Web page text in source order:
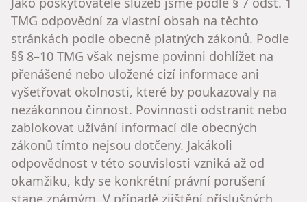
TMG odpovědní za vlastní obsah na těchto
stránkách podle obecně platných zákonů. Podle
§§ 8–10 TMG však nejsme povinni dohlížet na
přenášené nebo uložené cizí informace ani
vyšetřovat okolnosti, které by poukazovaly na
nezákonnou činnost. Povinnosti odstranit nebo
zablokovat užívání informací dle obecných
zákonů tímto nejsou dotčeny. Jakákoli
odpovědnost v této souvislosti vzniká až od
okamžiku, kdy se konkrétní právní porušení
stane známým. V případě zjištění příslušných